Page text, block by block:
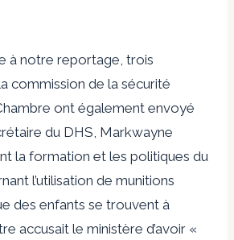
à notre reportage, trois
commission de la sécurité
ont également envoyé
du DHS, Markwayne
la formation et les politiques du
l’utilisation de munitions
des enfants se trouvent à
accusait le ministère d’avoir «